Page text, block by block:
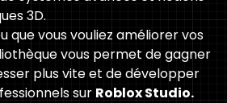
3D.
que vous vouliez améliorer vos
vous permet de gagner
plus vite et de développer
sur Roblox Studio.